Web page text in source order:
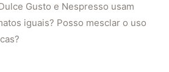
Gusto e Nespresso usam
iguais? Posso mesclar o uso